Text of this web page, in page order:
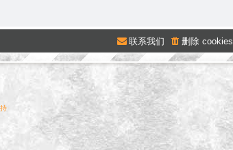
删除 cookies
联系我们